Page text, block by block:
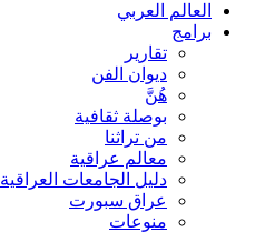
العالم العربي
برامج
تقارير
ديوان الفن
هُنَّ
بوصلة ثقافية
من تراثنا
معالم عراقية
دليل الجامعات العراقية
عراق سبورت
منوعات